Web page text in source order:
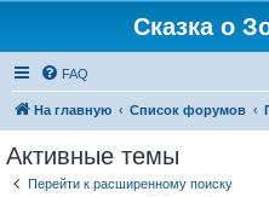
Сказка о
FAQ
На главную Список форумов
Активные темы
Перейти к расширенному поиску